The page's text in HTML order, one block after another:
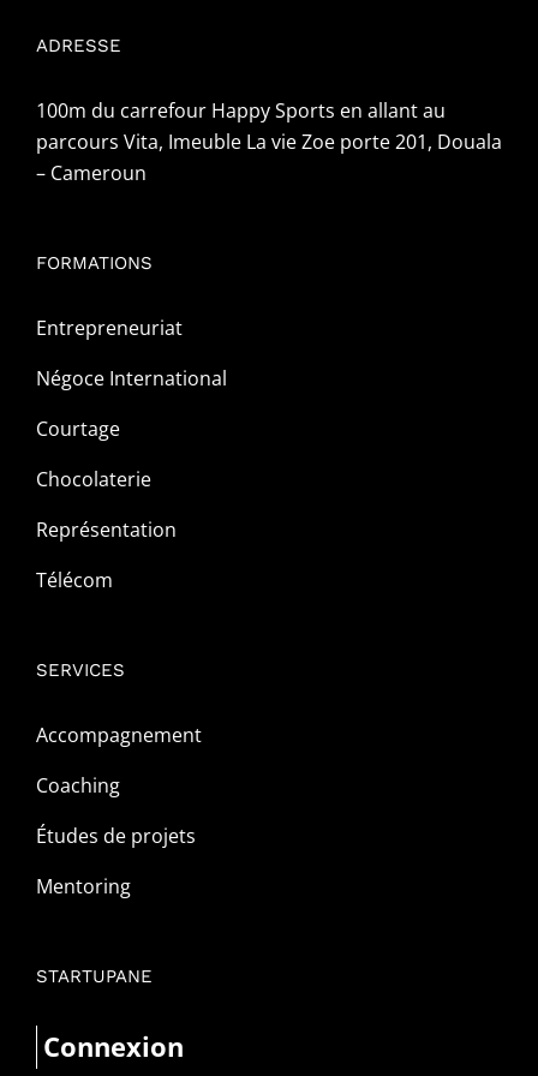
ADRESSE
100m du carrefour Happy Sports en allant au
parcours Vita, Imeuble La vie Zoe porte 201, Douala
– Cameroun
FORMATIONS
Entrepreneuriat
Négoce International
Courtage
Chocolaterie
Représentation
Télécom
SERVICES
Accompagnement
Coaching
Études de projets
Mentoring
STARTUPANE
Connexion